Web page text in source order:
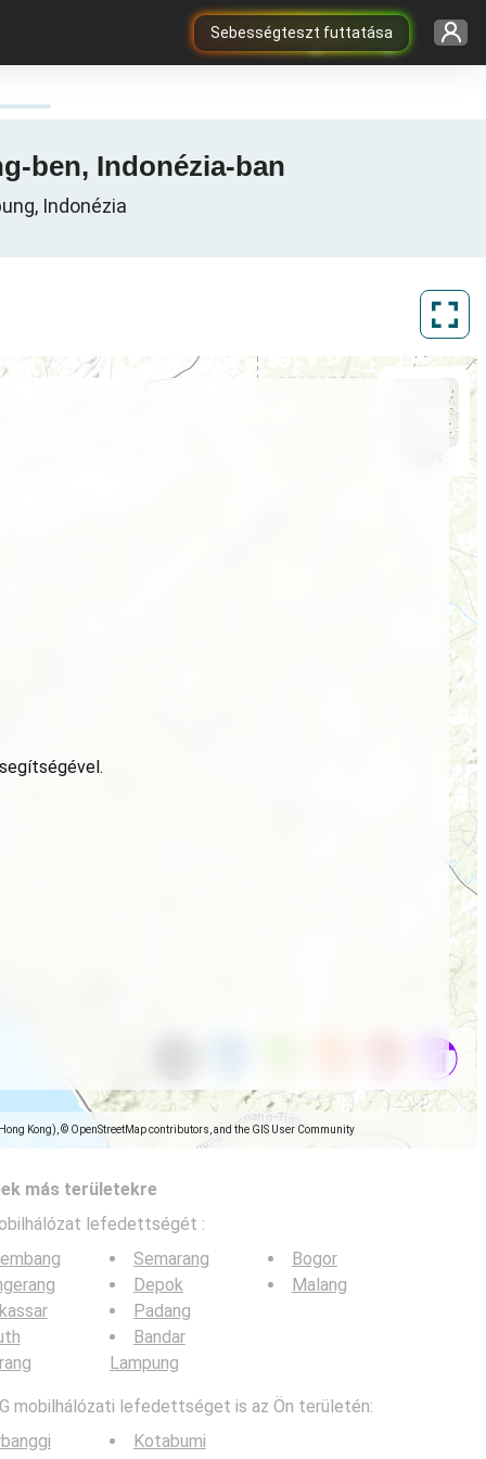
Sebességteszt futtatása
ben, Indonézia-ban
Indonézia
Kong), © OpenStreetMap contributors, and the GIS User Community
más területekre
lefedettségét :
Semarang
Depok
Padang
Bandar
Lampung
Bogor
Malang
mobilhálózati lefedettséget is az Ön területén:
Kotabumi